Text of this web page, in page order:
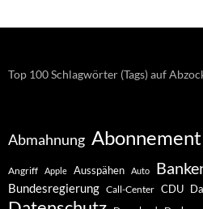
Top 100 Schlagwörter (Tags) auf
Abmahnung Abonnement
Angriff Apple Ausspähen Auto
Bundesregierung Call-Center CDU